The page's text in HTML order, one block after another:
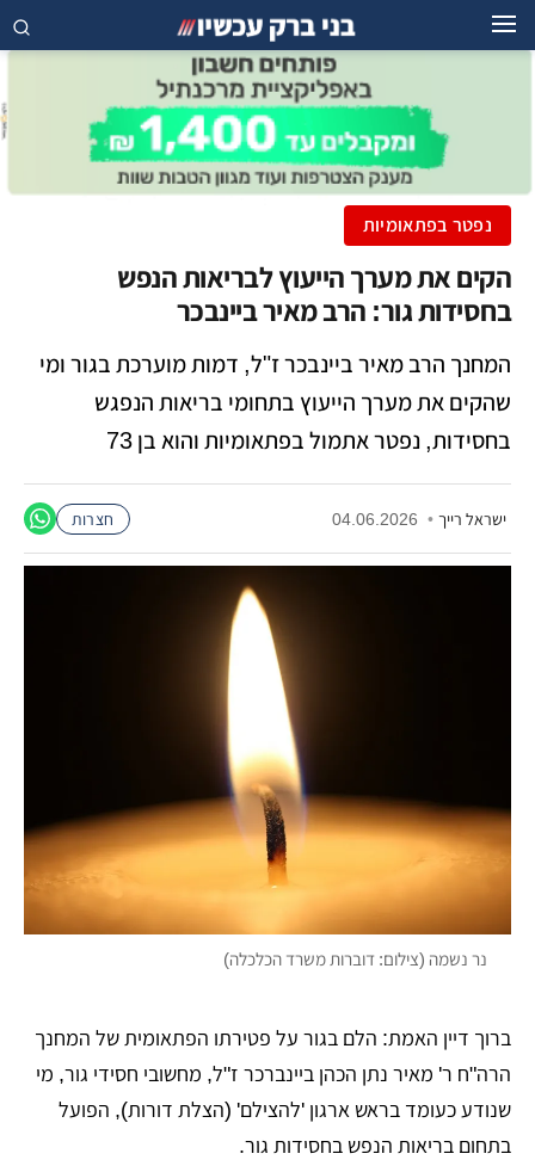
נפטר בפתאומיות
הקים את מערך הייעוץ לבריאות הנפש
בחסידות גור: הרב מאיר ביינבכר
המחנך הרב מאיר ביינבכר ז"ל, דמות מוערכת בגור ומי
שהקים את מערך הייעוץ בתחומי בריאות הנפגש
בחסידות, נפטר אתמול בפתאומיות והוא בן 73
ישראל רייך •
04.06.2026 חצרות
נר נשמה (צילום: דוברות משרד הכלכלה)
ברוך דיין האמת: הלם בגור על פטירתו הפתאומית של המחנך
הרה"ח ר' מאיר נתן הכהן ביינברכר ז"ל, מחשובי חסידי גור, מי
שנודע כעומד בראש ארגון 'להצילם' (הצלת דורות), הפועל
בתחום בריאות הנפש בחסידות גור.